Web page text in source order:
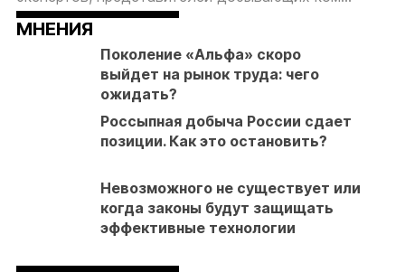
МНЕНИЯ
Поколение «Альфа» скоро
выйдет на рынок труда: чего
ожидать?
Россыпная добыча России сдает
позиции. Как это остановить?
Невозможного не существует или
когда законы будут защищать
эффективные технологии